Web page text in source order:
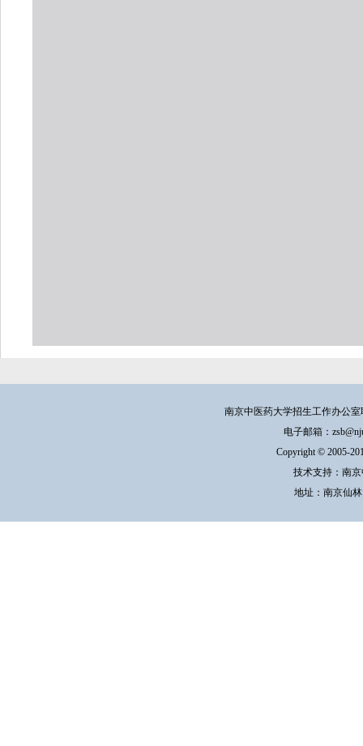
南京中医药大学招生工作办公室
电子邮箱：
Copyright © 2005-
技术支持：南
地址：南京仙